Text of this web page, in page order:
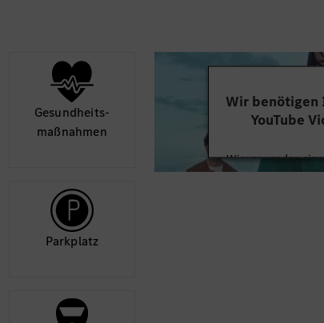
Egészségmegőrző
prevenciós előadások)
Az innovatív és
jutalmazzuk
Gesund­heits­
maß­nahmen
Park­platz
Wir benötigen
YouTube
Wir verwenden
Videoinhalte